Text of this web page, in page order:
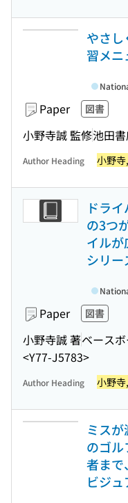
やさし
習メニ
Paper 図書
小野寺誠 監修池田
Author Heading 小野
ドラ
の3つ
イル
シリー
Paper 図書
小野寺誠 著ベース
<Y77-J5783>
Author Heading 小野
ミス
のゴル
者まで
ビジ